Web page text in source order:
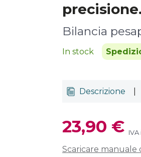
precisione.
Bilancia
In stock
Descrizione
23,90 €
Scaricare manuale